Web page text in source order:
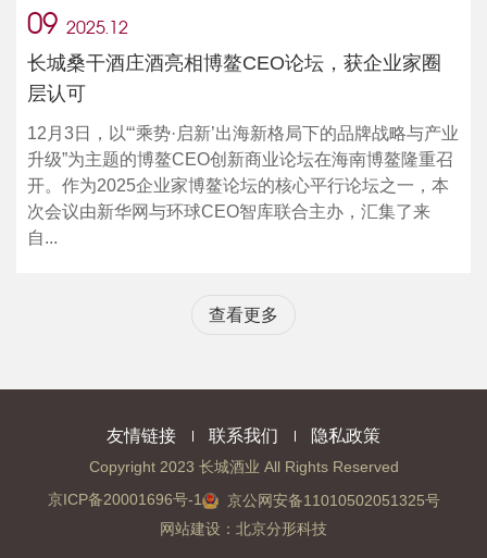
09 2025.12
长城桑干酒庄酒亮相博鳌CEO论坛，获企业家圈
层认可
12月3日，以“‘乘势·启新’出海新格局下的品牌战略与产业
升级”为主题的博鳌CEO创新商业论坛在海南博鳌隆重召
开。作为2025企业家博鳌论坛的核心平行论坛之一，本
次会议由新华网与环球CEO智库联合主办，汇集了来
自...
查看更多
友情链接 联系我们 隐私政策
Copyright 2023 长城酒业 All Rights Reserved
京ICP备20001696号-1
京公网安备11010502051325号
网站建设 ： 北京分形科技